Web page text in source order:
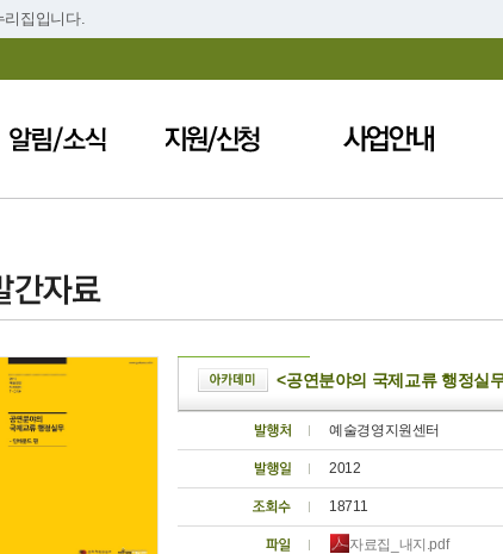
리집입니다.
<공연분야의 국제교류 행정실
예술경영지원센터
2012
18711
자료집_내지.pdf